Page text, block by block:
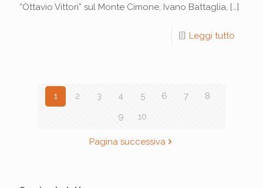
“Ottavio Vittori” sul Monte Cimone, Ivano Battaglia, […]
Leggi tutto
1 2 3 4 5 6 7
8
9
10
Pagina successiva